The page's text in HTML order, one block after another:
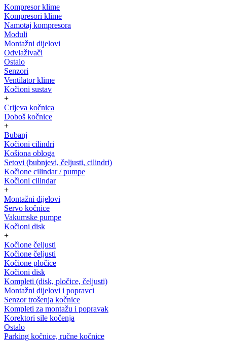
Kompresor klime
Kompresori klime
Namotaj kompresora
Moduli
Montažni dijelovi
Odvlaživači
Ostalo
Senzori
Ventilator klime
Kočioni sustav
+
Crijeva kočnica
Doboš kočnice
+
Bubanj
Kočioni cilindri
Košiona obloga
Setovi (bubnjevi, čeljusti, cilindri)
Kočione cilindar / pumpe
Kočioni cilindar
+
Montažni dijelovi
Servo kočnice
Vakumske pumpe
Kočioni disk
+
Kočione čeljusti
Kočione čeljusti
Kočione pločice
Kočioni disk
Kompleti (disk, pločice, čeljusti)
Montažni dijelovi i popravci
Senzor trošenja kočnice
Kompleti za montažu i popravak
Korektori sile kočenja
Ostalo
Parking kočnice, ručne kočnice